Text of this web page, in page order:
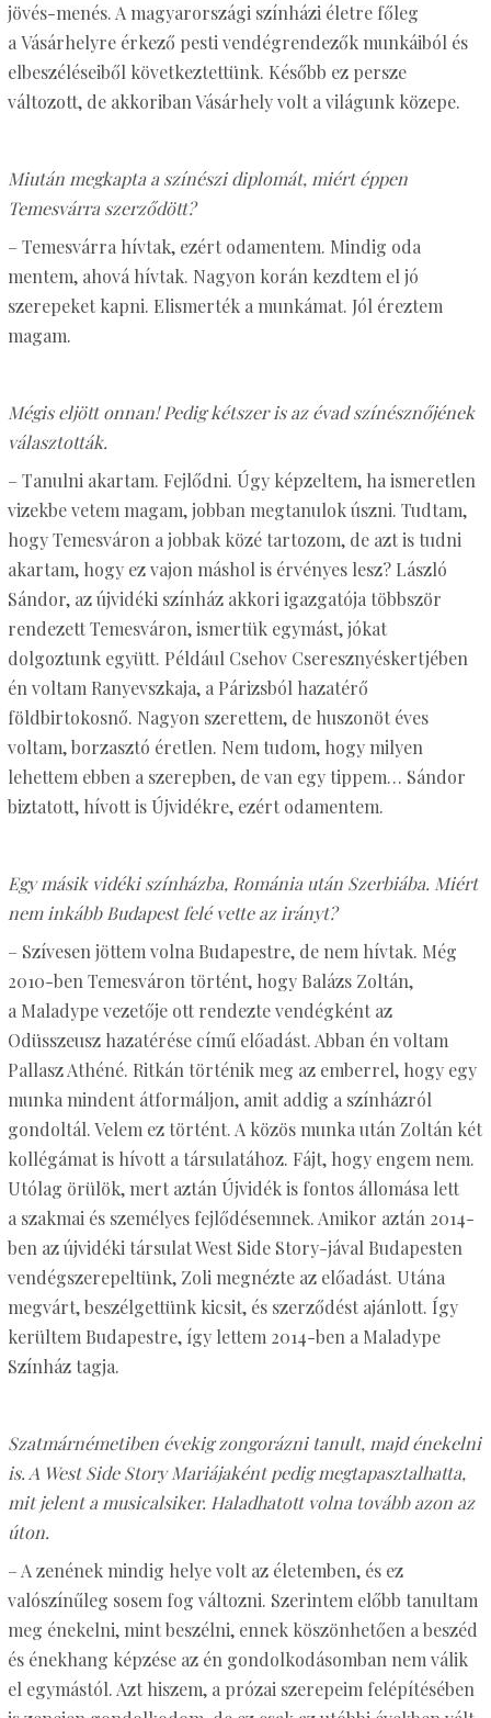
jövés-menés. A magyarországi színházi életre főleg
a Vásárhelyre érkező pesti vendégrendezők munkáiból és
elbeszéléseiből következtettünk. Később ez persze
változott, de akkoriban Vásárhely volt a világunk közepe.
Miután megkapta a színészi diplomát, miért éppen
Temesvárra szerződött?
– Temesvárra hívtak, ezért odamentem. Mindig oda
mentem, ahová hívtak. Nagyon korán kezdtem el jó
szerepeket kapni. Elismerték a munkámat. Jól éreztem
magam.
Mégis eljött onnan! Pedig kétszer is az évad színésznőjének
választották.
– Tanulni akartam. Fejlődni. Úgy képzeltem, ha ismeretlen
vizekbe vetem magam, jobban megtanulok úszni. Tudtam,
hogy Temesváron a jobbak közé tartozom, de azt is tudni
akartam, hogy ez vajon máshol is érvényes lesz? László
Sándor, az újvidéki színház akkori igazgatója többször
rendezett Temesváron, ismertük egymást, jókat
dolgoztunk együtt. Például Csehov Cseresznyéskertjében
én voltam Ranyevszkaja, a Párizsból hazatérő
földbirtokosnő. Nagyon szerettem, de huszonöt éves
voltam, borzasztó éretlen. Nem tudom, hogy milyen
lehettem ebben a szerepben, de van egy tippem… Sándor
biztatott, hívott is Újvidékre, ezért odamentem.
Egy másik vidéki színházba, Románia után Szerbiába. Miért
nem inkább Budapest felé vette az irányt?
– Szívesen jöttem volna Budapestre, de nem hívtak. Még
2010-ben Temesváron történt, hogy Balázs Zoltán,
a Maladype vezetője ott rendezte vendégként az
Odüsszeusz hazatérése című előadást. Abban én voltam
Pallasz Athéné. Ritkán történik meg az emberrel, hogy egy
munka mindent átformáljon, amit addig a színházról
gondoltál. Velem ez történt. A közös munka után Zoltán két
kollégámat is hívott a társulatához. Fájt, hogy engem nem.
Utólag örülök, mert aztán Újvidék is fontos állomása lett
a szakmai és személyes fejlődésemnek. Amikor aztán 2014-
ben az újvidéki társulat West Side Story-jával Budapesten
vendégszerepeltünk, Zoli megnézte az előadást. Utána
megvárt, beszélgettünk kicsit, és szerződést ajánlott. Így
kerültem Budapestre, így lettem 2014-ben a Maladype
Színház tagja.
Szatmárnémetiben évekig zongorázni tanult, majd énekelni
is. A West Side Story Mariájaként pedig megtapasztalhatta,
mit jelent a musicalsiker. Haladhatott volna tovább azon az
úton.
– A zenének mindig helye volt az életemben, és ez
valószínűleg sosem fog változni. Szerintem előbb tanultam
meg énekelni, mint beszélni, ennek köszönhetően a beszéd
és énekhang képzése az én gondolkodásomban nem válik
el egymástól. Azt hiszem, a prózai szerepeim felépítésében